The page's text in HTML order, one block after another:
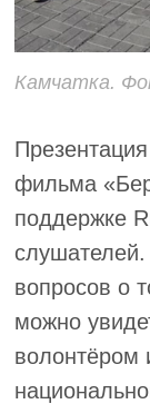
Камчатка.
фильма
поддержке
вопросов о
можно
волонтёром